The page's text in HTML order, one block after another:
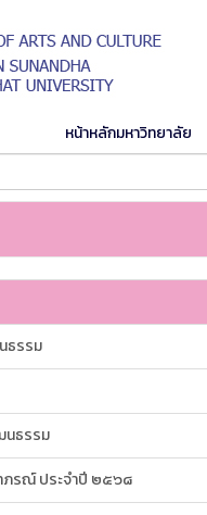
หน้าหลักมหาวิทยาลัย
ธรรม
นธรรม
รณ์ ประจำปี ๒๕๖๘